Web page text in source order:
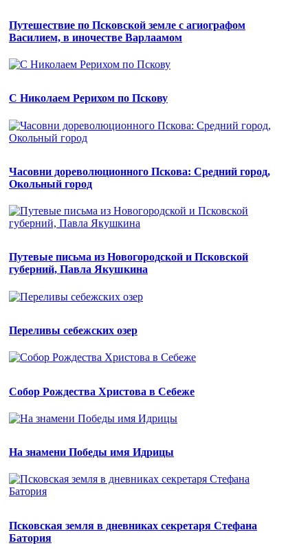
Путешествие по Псковской земле с агиографом
Василием, в иночестве Варлаамом
С Николаем Рерихом по Пскову
Часовни дореволюционного Пскова: Средний город,
Окольный город
Путевые письма из Новогородской и Псковской
губерний, Павла Якушкина
Переливы себежских озер
Собор Рождества Христова в Себеже
На знамени Победы имя Идрицы
Псковская земля в дневниках секретаря Стефана
Батория